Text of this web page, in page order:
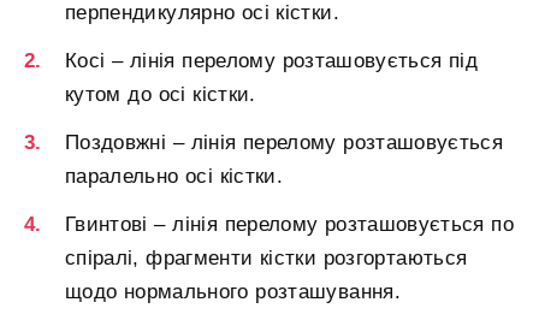
перпендикулярно осі кістки.
Косі – лінія перелому розташовується під
кутом до осі кістки.
Поздовжні – лінія перелому розташовується
паралельно осі кістки.
Гвинтові – лінія перелому розташовується по
спіралі, фрагменти кістки розгортаються
щодо нормального розташування.